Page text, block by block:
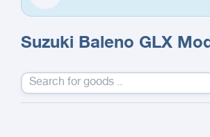
Suzuki Baleno GLX